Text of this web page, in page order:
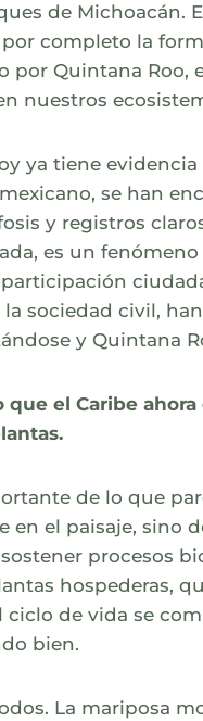
de Michoacán.
completo la
por Quintana Roo,
nuestros
ya tiene evidencia
se han
y registros
es un
sociedad civil,
y Quintana
el Caribe
de lo que
el paisaje, sino
procesos
hospederas,
de vida se
bien.
La mariposa